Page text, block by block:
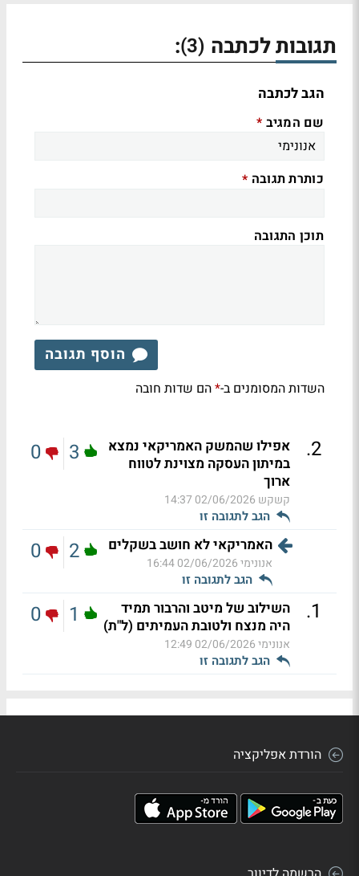
תגובות לכתבה (3)
:
הגב לכתבה
שם המגיב *
כותרת תגובה *
תוכן התגובה
הוסף תגובה
השדות המסומנים ב-*הם שדות חובה
2
.
אפילו שהמשק האמריקאי נמצא
במיתון העסקה מצוינת לטווח
ארוך
קשקש 02/06/2026 14:37
הגב לתגובה זו
3
0
האמריקאי לא חושב בשקלים
אנונימי02/06/2026 16:44
הגב לתגובה זו
2
0
1
.
השילוב של מיטב והרבור תמיד
היה מנצח ולטובת העמיתים (ל"ת)
אנונימי02/06/2026 12:49
הגב לתגובה זו
1
0
הורדת אפליקציה